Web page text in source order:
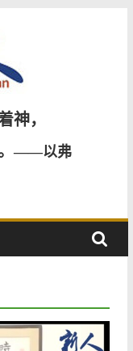
神，
——以弗